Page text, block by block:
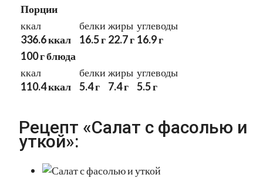
Порции
ккал
336.6 ккал
белки
16.5 г
жиры
22.7 г
углеводы
16.9 г
100 г блюда
ккал
110.4 ккал
белки
5.4 г
жиры
7.4 г
углеводы
5.5 г
Рецепт «Салат с фасолью и
уткой»: